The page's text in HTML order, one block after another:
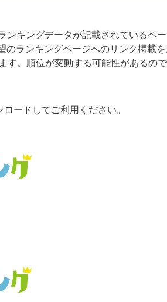
キングデータが記載されているペ
ランキングページへのリンク掲載を
。順位が変動する可能性があるの
ードしてご利用ください。